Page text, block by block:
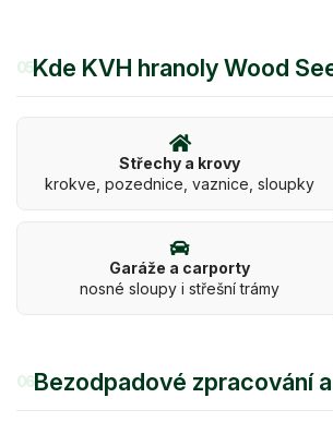
05Kde KVH hranoly Wood
Střechy a krovy
krokve, pozednice, vaznice, sloupky
Garáže a carporty
nosné sloupy i střešní trámy
06Bezodpadové zpracování